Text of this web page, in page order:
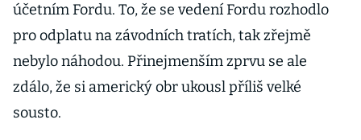
účetním Fordu. To, že se vedení Fordu rozhodlo
pro odplatu na závodních tratích, tak zřejmě
nebylo náhodou. Přinejmenším zprvu se ale
zdálo, že si americký obr ukousl příliš velké
sousto.